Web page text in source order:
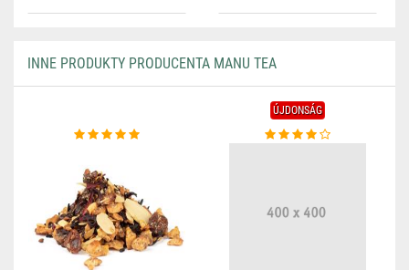
INNE PRODUKTY PRODUCENTA MANU TEA
ÚJDONSÁG